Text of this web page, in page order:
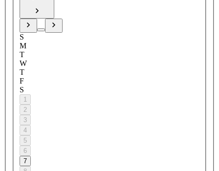
S
M
T
W
T
F
S
1
2
3
4
5
6
7